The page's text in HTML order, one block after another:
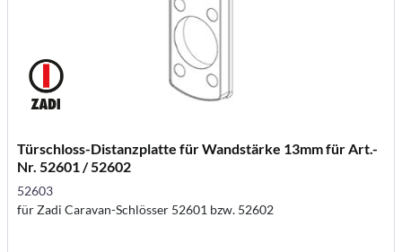
Türschloss-Distanzplatte für Wandstärke 13mm für Art.-
Nr. 52601 / 52602
52603
für Zadi Caravan-Schlösser 52601 bzw. 52602